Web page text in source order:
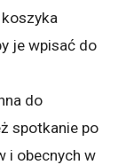
je wpisać do
do
spotkanie po
i obecnych w